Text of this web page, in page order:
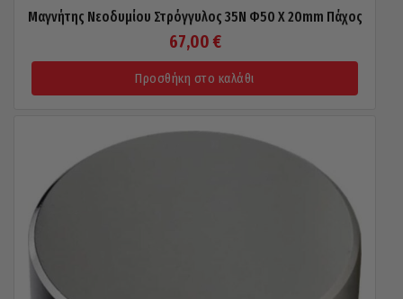
Μαγνήτης Νεοδυμίου Στρόγγυλος 35N Φ50 X 20mm Πάχος
67,00 €
Προσθήκη στο καλάθι